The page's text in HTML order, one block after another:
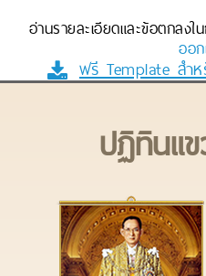
อ่านรายละเอียดและข้อตกลงใ
ออ
ฟรี Template สำ
ปฏิทินแ